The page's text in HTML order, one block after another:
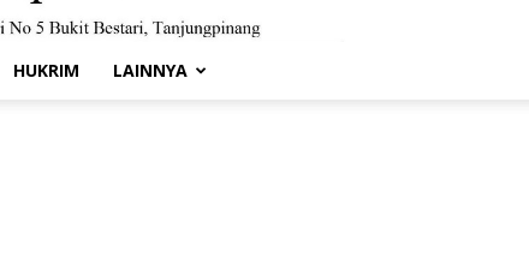
HUKRIM LAINNYA